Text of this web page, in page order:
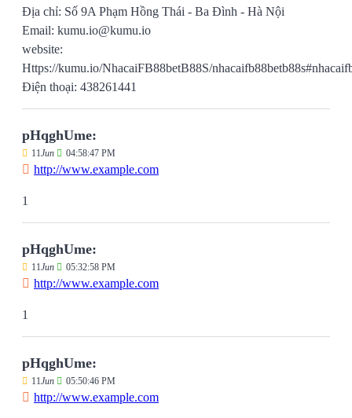
Địa chỉ: Số 9A Phạm Hồng Thái - Ba Đình - Hà Nội
Email: kumu.io@kumu.io
website:
Https://kumu.io/NhacaiFB88betB88S/
Điện thoại: 438261441
pHqghUme:
11Jun 04:58:47 PM
http://www.example.com
1
pHqghUme:
11Jun 05:32:58 PM
http://www.example.com
1
pHqghUme:
11Jun 05:50:46 PM
http://www.example.com